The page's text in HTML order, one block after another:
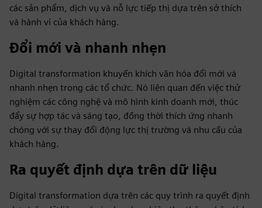
các sản phẩm, dịch vụ và nỗ lực tiếp thị dựa trên sở thích
và hành vi của khách hàng.
Đổi mới và nhanh nhẹn
Digital transformation khuyến khích văn hóa đổi mới và
nhanh nhẹn trong các tổ chức. Nó liên quan đến việc thử
nghiệm các công nghệ và mô hình kinh doanh mới, thúc
đẩy sự hợp tác và sáng tạo, đồng thời thích ứng nhanh
chóng với sự thay đổi động lực thị trường và nhu cầu của
khách hàng.
Ra quyết định dựa trên dữ liệu
Digital transformation dựa trên các quy trình ra quyết định